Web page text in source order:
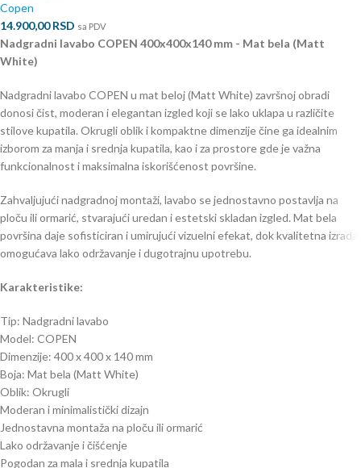
Copen
14.900,00RSD sa PDV
Nadgradni lavabo COPEN 400x400x140 mm - Mat bela (Matt
White)
Nadgradni lavabo COPEN u mat beloj (Matt White) završnoj obradi
donosi čist, moderan i elegantan izgled koji se lako uklapa u različite
stilove kupatila. Okrugli oblik i kompaktne dimenzije čine ga idealnim
izborom za manja i srednja kupatila, kao i za prostore gde je važna
funkcionalnost i maksimalna iskorišćenost površine.
Zahvaljujući nadgradnoj montaži, lavabo se jednostavno postavlja na
ploču ili ormarić, stvarajući uredan i estetski skladan izgled. Mat bela
površina daje sofisticiran i umirujući vizuelni efekat, dok kvalitetna izrada
omogućava lako održavanje i dugotrajnu upotrebu.
Karakteristike:
Tip: Nadgradni lavabo
Model: COPEN
Dimenzije: 400 x 400 x 140 mm
Boja: Mat bela (Matt White)
Oblik: Okrugli
Moderan i minimalistički dizajn
Jednostavna montaža na ploču ili ormarić
Lako održavanje i čišćenje
Pogodan za mala i srednja kupatila